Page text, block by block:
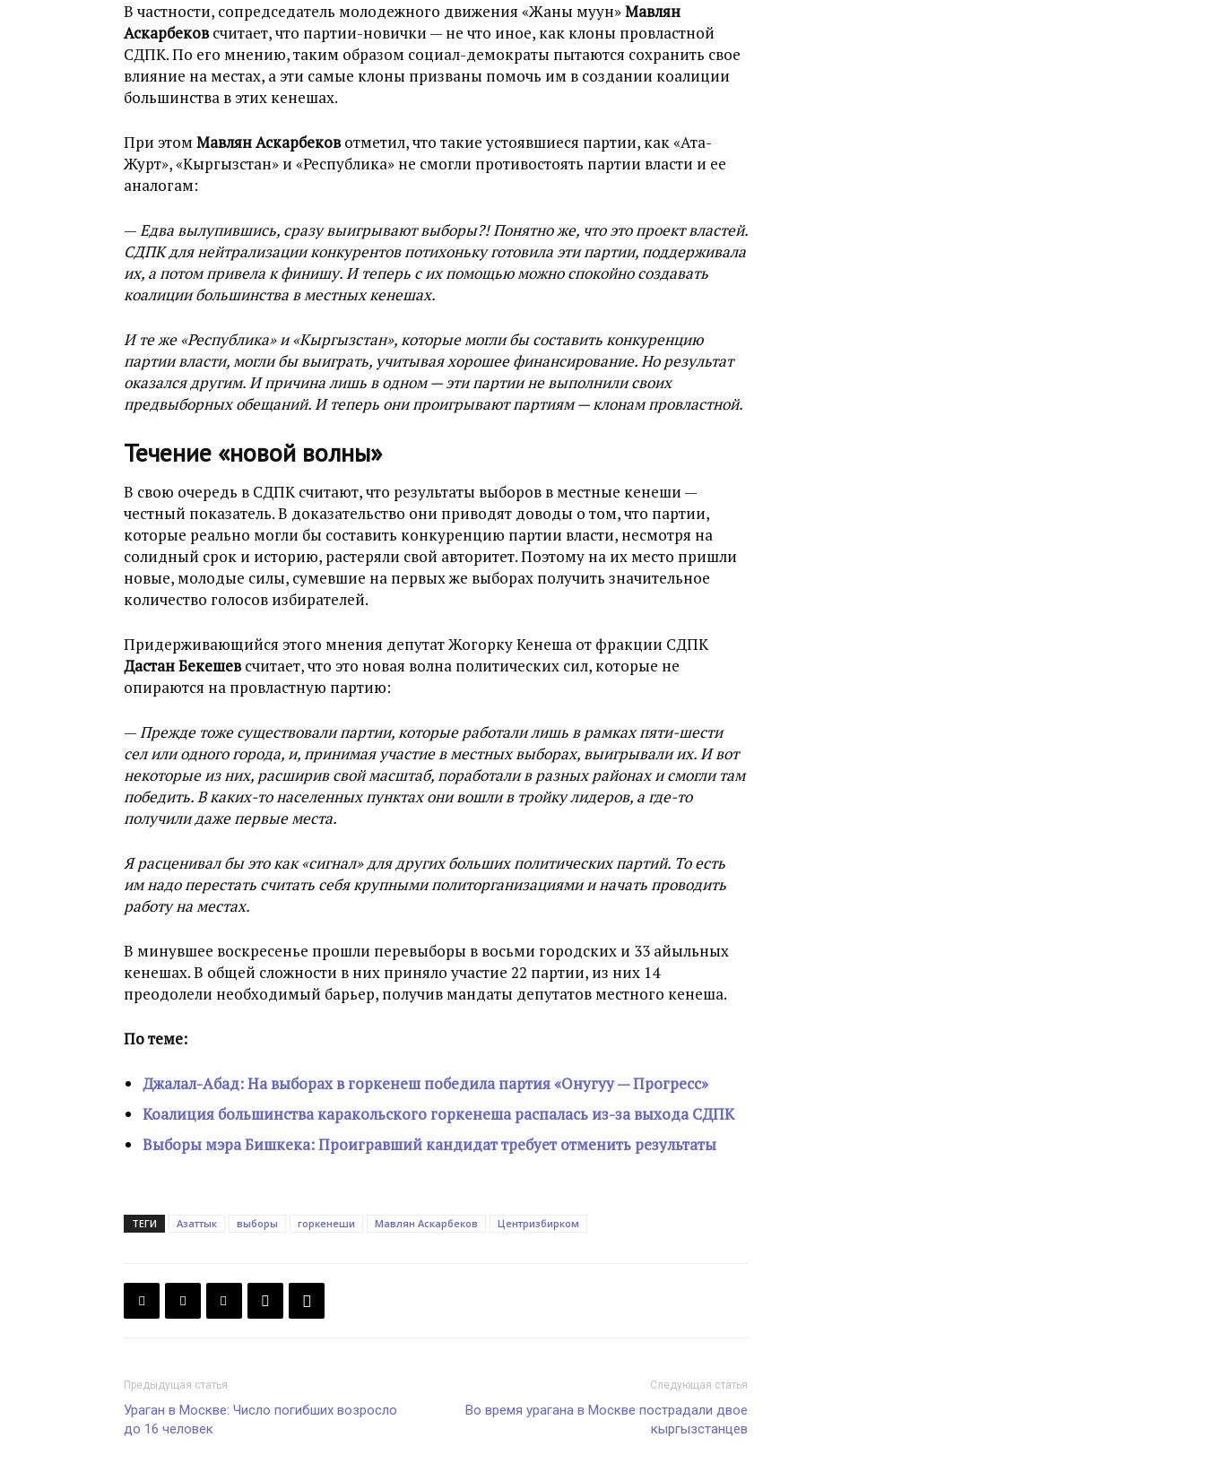
В частности, сопредседатель молодежного движения «Жаны муун»Мавлян
Аскарбековсчитает, что партии-новички — не что иное, как клоны провластной
СДПК. По его мнению, таким образом социал-демократы пытаются сохранить свое
влияние на местах, а эти самые клоны призваны помочь им в создании коалиции
большинства в этих кенешах.
При этом ​Мавлян Аскарбековотметил, что такие устоявшиеся партии, как «Ата-
Журт», «Кыргызстан» и «Республика» не смогли противостоять партии власти и ее
аналогам:
—Едва вылупившись, сразу выигрывают выборы?! Понятно же, что это проект властей.
СДПК для нейтрализации конкурентов потихоньку готовила эти партии, поддерживала
их, а потом привела к финишу. И теперь с их помощью можно спокойно создавать
коалиции большинства в местных кенешах.
И те же «Республика» и «Кыргызстан», которые могли бы составить конкуренцию
партии власти, могли бы выиграть, учитывая хорошее финансирование. Но результат
оказался другим. И причина лишь в одном — эти партии не выполнили своих
предвыборных обещаний. И теперь они проигрывают партиям — клонам провластной.
Течение «новой волны»
В свою очередь в СДПК считают, что результаты выборов в местные кенеши —
честный показатель. В доказательство они приводят доводы о том, что партии,
которые реально могли бы составить конкуренцию партии власти, несмотря на
солидный срок и историю, растеряли свой авторитет. Поэтому на их место пришли
новые, молодые силы, сумевшие на первых же выборах получить значительное
количество голосов избирателей.
Придерживающийся этого мнения депутат Жогорку Кенеша от фракции СДПК
Дастан Бекешевсчитает, что это новая волна политических сил, которые не
опираются на провластную партию:
—Прежде тоже существовали партии, которые работали лишь в рамках пяти-шести
сел или одного города, и, принимая участие в местных выборах, выигрывали их. И вот
некоторые из них, расширив свой масштаб, поработали в разных районах и смогли там
победить. В каких-то населенных пунктах они вошли в тройку лидеров, а где-то
получили даже первые места.
Я расценивал бы это как «сигнал» для других больших политических партий. То есть
им надо перестать считать себя крупными политорганизациями и начать проводить
работу на местах.
В минувшее воскресенье прошли перевыборы в восьми городских и 33 айыльных
кенешах. В общей сложности в них приняло участие 22 партии, из них 14
преодолели необходимый барьер, получив мандаты депутатов местного кенеша.
По теме:
Джалал-Абад: На выборах в горкенеш победила партия «Онугуу — Прогресс»
Коалиция большинства каракольского горкенеша распалась из-за выхода СДПК
Выборы мэра Бишкека: Проигравший кандидат требует отменить результаты
ТЕГИ Азаттык выборы горкенеши Мавлян Аскарбеков Центризбирком
Предыдущая статья
Ураган в Москве: Число погибших возросло
до 16 человек
Следующая статья
Во время урагана в Москве пострадали двое
кыргызстанцев